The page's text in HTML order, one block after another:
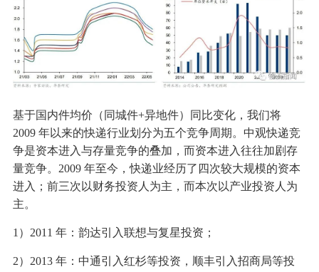
基于国内件均价（同城件+异地件）同比变化，我们将
2009 年以来的快递行业划分为五个竞争周期。中观快递竞
争是资本进入与存量竞争的叠加，而资本进入往往加剧存
量竞争。2009 年至今，快递业经历了四次较大规模的资本
进入；前三次以财务投资人为主，而本次以产业投资人为
主。
1）2011 年：韵达引入联想与复星投资；
2）2013 年：中通引入红杉等投资，顺丰引入招商局等投